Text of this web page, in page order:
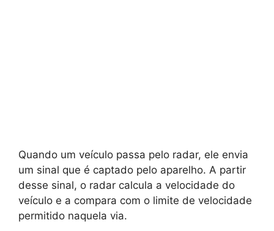
Quando um veículo passa pelo radar, ele envia
um sinal que é captado pelo aparelho. A partir
desse sinal, o radar calcula a velocidade do
veículo e a compara com o limite de velocidade
permitido naquela via.